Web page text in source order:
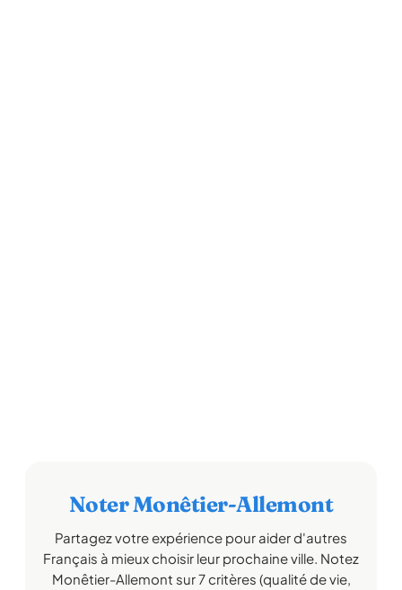
Noter Monêtier-Allemont
Partagez votre expérience pour aider d'autres
Français à mieux choisir leur prochaine ville. Notez
Monêtier-Allemont sur 7 critères (qualité de vie,